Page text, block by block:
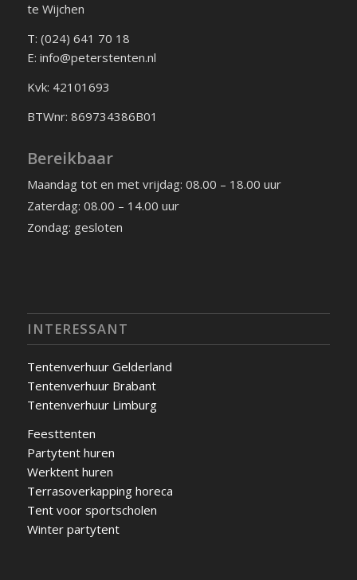
te Wijchen
T: (024) 641 70 18
E: info@peterstenten.nl
Kvk: 42101693
BTWnr: 869734386B01
Bereikbaar
Maandag tot en met vrijdag: 08.00 – 18.00 uur
Zaterdag: 08.00 – 14.00 uur
Zondag: gesloten
INTERESSANT
Tentenverhuur Gelderland
Tentenverhuur Brabant
Tentenverhuur Limburg
Feesttenten
Partytent huren
Werktent huren
Terrasoverkapping horeca
Tent voor sportscholen
Winter partytent